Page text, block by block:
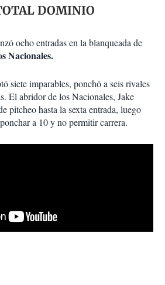
DOMINIO
ocho entradas en la blanqueada de
Nacionales.
siete imparables, ponchó a seis rivales
El abridor de los Nacionales, Jake
pitcheo hasta la sexta entrada, luego
a 10 y no permitir carrera.